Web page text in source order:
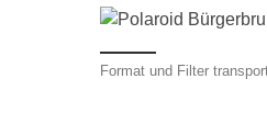
Format und Filter